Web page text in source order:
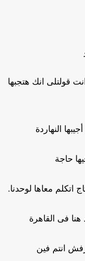
قولتلى انك هتجبها